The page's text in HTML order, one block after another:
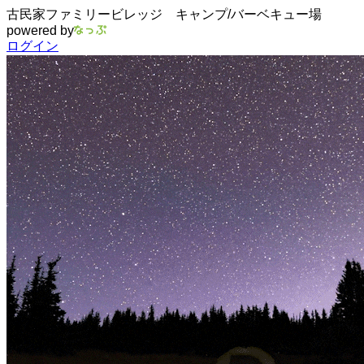
古民家ファミリービレッジ キャンプ/バーベキュー場
powered by
ログイン